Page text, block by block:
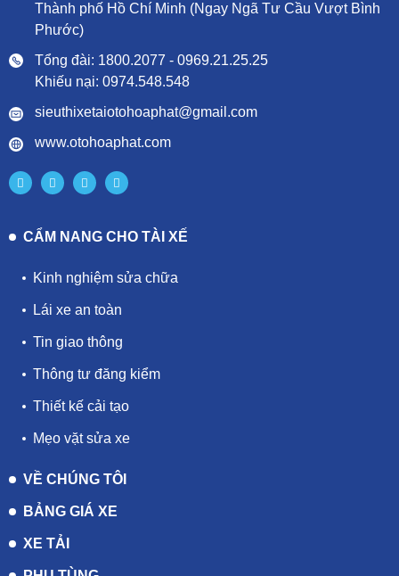
Thành phố Hồ Chí Minh (Ngay Ngã Tư Cầu Vượt Bình
Phước)
Tổng đài: 1800.2077 - 0969.21.25.25
Khiếu nại: 0974.548.548
sieuthixetaiotohoaphat@gmail.com
www.otohoaphat.com
CẨM NANG CHO TÀI XẾ
Kinh nghiệm sửa chữa
Lái xe an toàn
Tin giao thông
Thông tư đăng kiểm
Thiết kế cải tạo
Mẹo vặt sửa xe
VỀ CHÚNG TÔI
BẢNG GIÁ XE
XE TẢI